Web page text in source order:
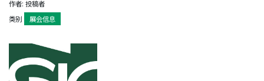
作者: 投稿者
类别
展会信息